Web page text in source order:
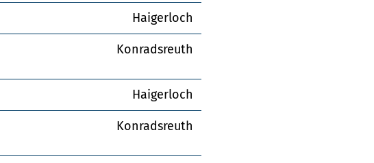
Haigerloch
Konradsreuth
Haigerloch
Konradsreuth